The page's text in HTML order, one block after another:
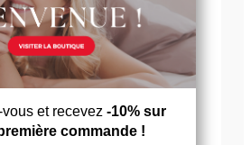
centimètres peut-on
Mensize XL ?
temps durent les effets
?
la cure Men Size XL en
qu'un produit à effet
cure et/ou un gel ?